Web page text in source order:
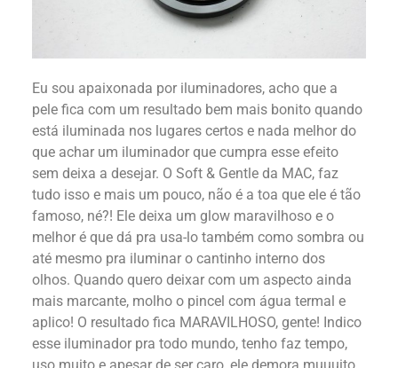
Eu sou apaixonada por iluminadores, acho que a
pele fica com um resultado bem mais bonito quando
está iluminada nos lugares certos e nada melhor do
que achar um iluminador que cumpra esse efeito
sem deixa a desejar. O Soft & Gentle da MAC, faz
tudo isso e mais um pouco, não é a toa que ele é tão
famoso, né?! Ele deixa um glow maravilhoso e o
melhor é que dá pra usa-lo também como sombra ou
até mesmo pra iluminar o cantinho interno dos
olhos. Quando quero deixar com um aspecto ainda
mais marcante, molho o pincel com água termal e
aplico! O resultado fica MARAVILHOSO, gente! Indico
esse iluminador pra todo mundo, tenho faz tempo,
uso muito e apesar de ser caro, ele demora muuuito